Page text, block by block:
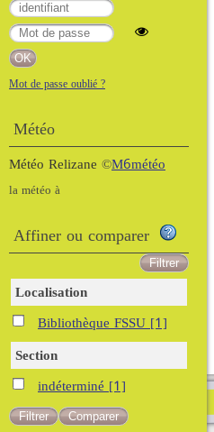
Mot de passe oublié ?
Météo
Météo Relizane ©M6météo
la météo à
Affiner ou comparer
Localisation
Bibliothèque FSSU[1]
Section
indéterminé[1]